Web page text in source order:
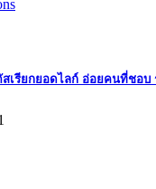
สเรียกยอดไลก์ อ่อยคนที่ชอบ